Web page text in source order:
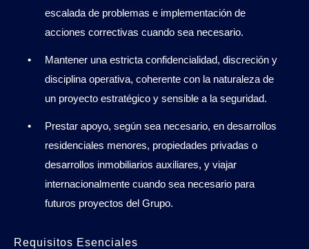
escalada de problemas e implementación de
acciones correctivas cuando sea necesario.
Mantener una estricta confidencialidad, discreción y
disciplina operativa, coherente con la naturaleza de
un proyecto estratégico y sensible a la seguridad.
Prestar apoyo, según sea necesario, en desarrollos
residenciales menores, propiedades privadas o
desarrollos inmobiliarios auxiliares, y viajar
internacionalmente cuando sea necesario para
futuros proyectos del Grupo.
Requisitos Esenciales